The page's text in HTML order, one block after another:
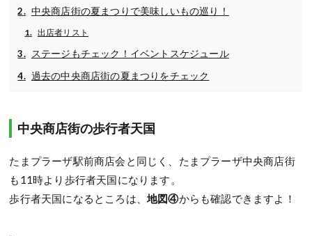
中央商店街の夏まつりで美味しいもの巡り！
出店者リスト
ステージもチェック！イベントスケジュール
過去の中央商店街の夏まつりをチェック
中央商店街の歩行者天国
たまプラーザ駅前商店会と同じく、たまプラーザ中央商店街
も11時より歩行者天国になります。
歩行者天国になるところは、地図④からも確認できますよ！